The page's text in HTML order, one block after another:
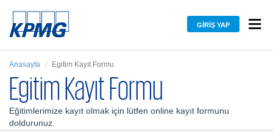
GIRIŞ YAP
Anasayfa Egitim Kayıt Formu
Egitim Kayıt Formu
Eğitimlerimize kayıt olmak için lütfen online kayıt formunu
doldurunuz.